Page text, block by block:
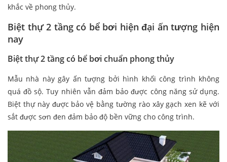
khắc về phong thủy.
Biệt thự 2 tầng có bể bơi hiện đại ấn tượng hiện
nay
Biệt thự 2 tầng có bể bơi chuẩn phong thủy
Mẫu nhà này gây ấn tượng bởi hình khối công trình không
quá đồ sộ. Tuy nhiên vẫn đảm bảo được công năng sử dụng.
Biệt thự này được bảo vệ bằng tường rào xây gạch xen kẽ với
sắt được sơn đen đảm bảo độ bền vững cho công trình.